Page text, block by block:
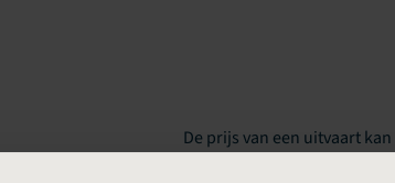
De prijs van een uitvaart
komt door verschillen in